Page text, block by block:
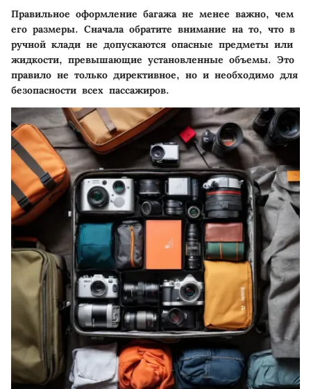
Правильное оформление багажа не менее важно, чем
его размеры. Сначала обратите внимание на то, что в
ручной клади не допускаются опасные предметы или
жидкости, превышающие установленные объемы. Это
правило не только директивное, но и необходимо для
безопасности всех пассажиров.